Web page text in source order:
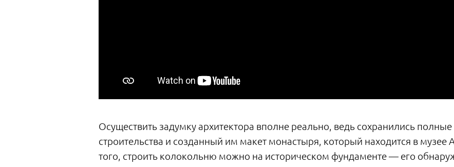
Осуществить задумку архитектора вполне реально, ведь сохранились
строительства и созданный им макет монастыря, который находится в музее
того, строить колокольню можно на историческом фундаменте — его